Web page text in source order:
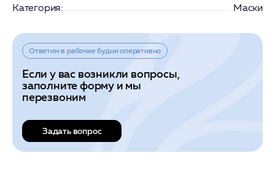
Категория:
Маски
Ответим в рабочие будни оперативно
Если у вас возникли вопросы,
заполните форму и мы
перезвоним
Задать вопрос